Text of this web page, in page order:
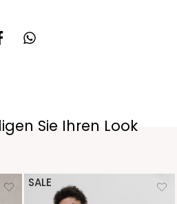
Sie Ihren Look
SALE